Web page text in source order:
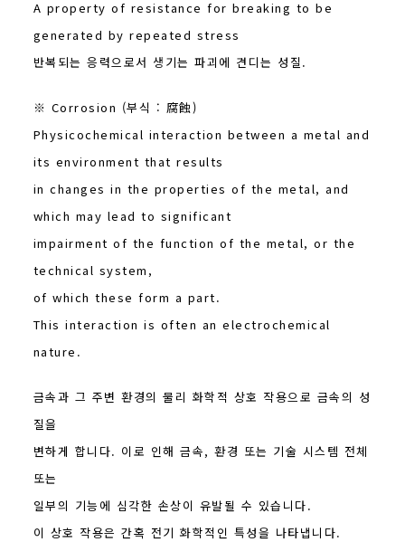
A property of resistance for breaking to be
generated by repeated stress
반복되는 응력으로서 생기는 파괴에 견디는 성질.
※ Corrosion (부식 : 腐蝕)
Physicochemical interaction between a metal and
its environment that results
in changes in the properties of the metal, and
which may lead to significant
impairment of the function of the metal, or the
technical system,
of which these form a part.
This interaction is often an electrochemical
nature.
금속과 그 주변 환경의 물리 화학적 상호 작용으로 금속의 성
질을
변하게 합니다. 이로 인해 금속, 환경 또는 기술 시스템 전체
또는
일부의 기능에 심각한 손상이 유발될 수 있습니다.
이 상호 작용은 간혹 전기 화학적인 특성을 나타냅니다.